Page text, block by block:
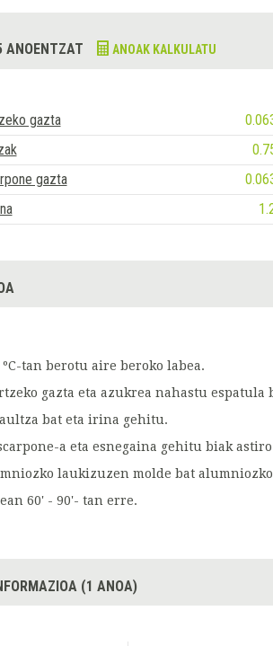
ANOENTZAT ANOAK KALKULATU
gazta
gazta
ºC-tan berotu aire beroko labea.
gazta eta azukrea nahastu
bat eta irina gehitu.
a eta esnegaina gehitu biak
laukizuzen molde bat
60' - 90'- tan erre.
(1 ANOA)